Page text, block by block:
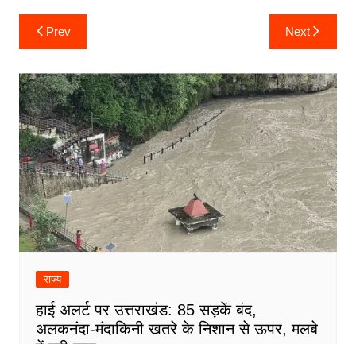
Post
navigation
Prev Next
राज्य
हाई अलर्ट पर उत्तराखंड: 85 सड़कें बंद,
अलकनंदा-मंदाकिनी खतरे के निशान से ऊपर, मलबे